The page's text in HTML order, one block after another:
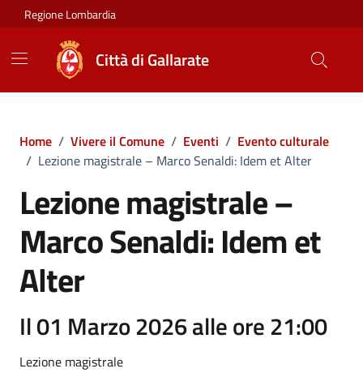
Vai ai contenuti
Vai al footer
Regione Lombardia
Città di Gallarate
Home / Vivere il Comune / Eventi / Evento culturale
/ Lezione magistrale – Marco Senaldi: Idem et Alter
Lezione magistrale –
Marco Senaldi: Idem et
Alter
Il 01 Marzo 2026 alle ore 21:00
Lezione magistrale